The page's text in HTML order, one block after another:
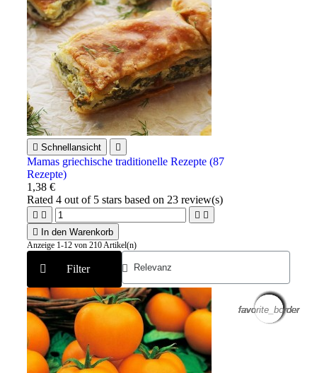
 Schnellansicht 
Mamas griechische traditionelle Rezepte (87
Rezepte)
1,38 €
Rated4 out of 5 stars based on 23 review(s)
   

In den Warenkorb
Filter
Anzeige 1-12 von 210 Artikel(n)
favorite_border
favorite_border
favorite_border
favorite_border
favorite_border
favorite_border
favorite_border
favorite_border
favorite_border
favorite_border
favorite_border
favorite_border